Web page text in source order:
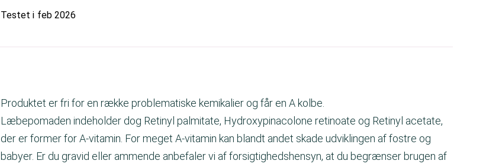
Testet i feb 2026
Produktet er fri for en række problematiske kemikalier og får en A kolbe.
Læbepomaden indeholder dog Retinyl palmitate, Hydroxypinacolone retinoate og Retinyl acetate,
der er former for A-vitamin. For meget A-vitamin kan blandt andet skade udviklingen af fostre og
babyer. Er du gravid eller ammende anbefaler vi af forsigtighedshensyn, at du begrænser brugen af